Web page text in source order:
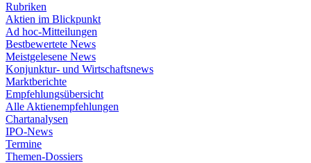
Rubriken
Aktien im Blickpunkt
Ad hoc-Mitteilungen
Bestbewertete News
Meistgelesene News
Konjunktur- und Wirtschaftsnews
Marktberichte
Empfehlungsübersicht
Alle Aktienempfehlungen
Chartanalysen
IPO-News
Termine
Themen-Dossiers